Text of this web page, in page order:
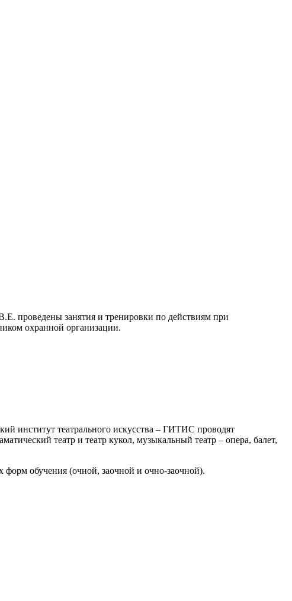
проведены занятия и тренировки по действиям при
охранной организации.
институт театрального искусства – ГИТИС проводят
театр и театр кукол, музыкальный театр – опера, балет,
форм обучения (очной, заочной и очно-заочной).